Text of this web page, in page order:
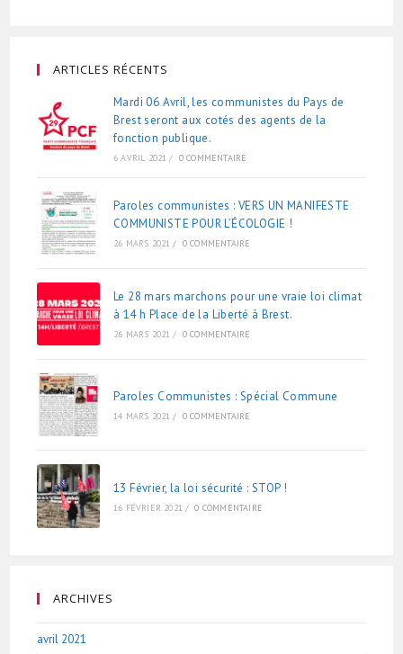
ARTICLES RÉCENTS
Mardi 06 Avril, les communistes du Pays de
Brest seront aux cotés des agents de la
fonction publique.
6 AVRIL 2021 / 0 COMMENTAIRE
Paroles communistes : VERS UN MANIFESTE
COMMUNISTE POUR L’ÉCOLOGIE !
26 MARS 2021 / 0 COMMENTAIRE
Le 28 mars marchons pour une vraie loi climat
à 14 h Place de la Liberté à Brest.
26 MARS 2021 / 0 COMMENTAIRE
Paroles Communistes : Spécial Commune
14 MARS 2021 / 0 COMMENTAIRE
13 Février, la loi sécurité : STOP !
16 FÉVRIER 2021 / 0 COMMENTAIRE
ARCHIVES
avril 2021